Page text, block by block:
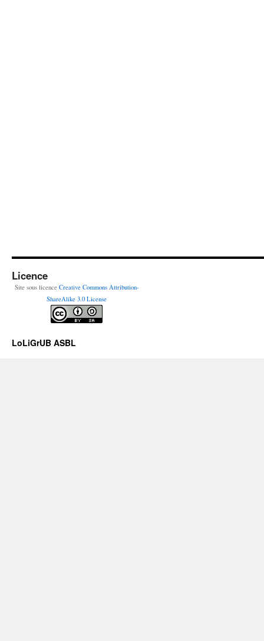
Licence
Site sous licence Creative Commons Attribution-
ShareAlike 3.0 License
LoLiGrUB ASBL